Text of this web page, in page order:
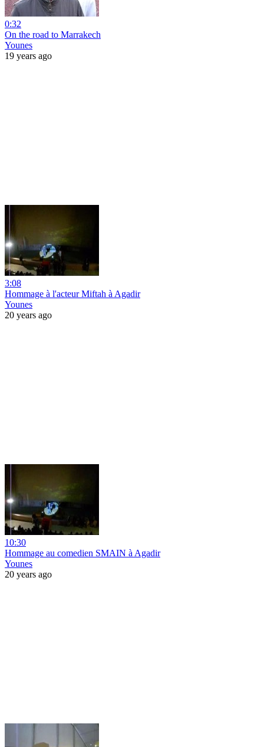
0:32
On the road to Marrakech
Younes
19 years ago
3:08
Hommage à l'acteur Miftah à Agadir
Younes
20 years ago
10:30
Hommage au comedien SMAIN à Agadir
Younes
20 years ago